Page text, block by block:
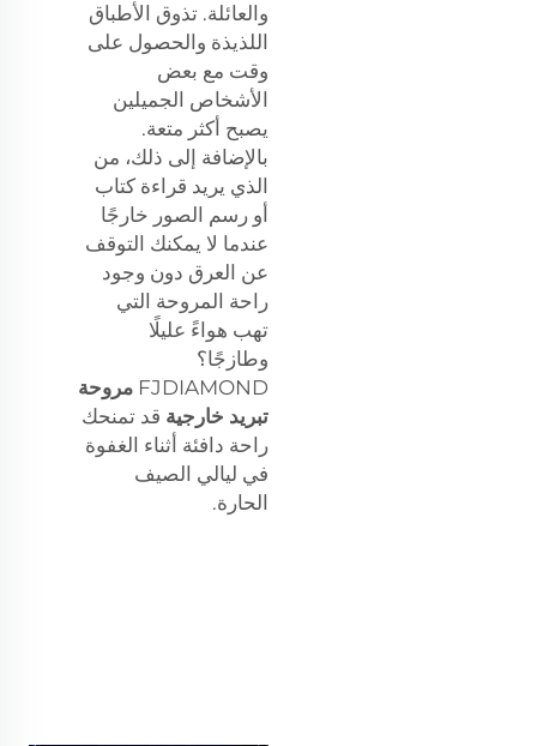
والعائلة. تذوق الأطباق
اللذيذة والحصول على
وقت مع بعض
الأشخاص الجميلين
يصبح أكثر متعة.
بالإضافة إلى ذلك، من
الذي يريد قراءة كتاب
أو رسم الصور خارجًا
عندما لا يمكنك التوقف
عن العرق دون وجود
راحة المروحة التي
تهب هواءً عليلًا
وطازجًا؟
FJDIAMOND مروحة
تبريد خارجية قد تمنحك
راحة دافئة أثناء الغفوة
في ليالي الصيف
الحارة.